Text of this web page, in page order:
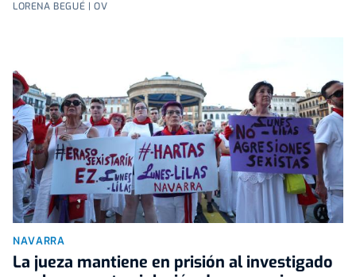
LORENA BEGUÉ | OV
NAVARRA
La jueza mantiene en prisión al investigado